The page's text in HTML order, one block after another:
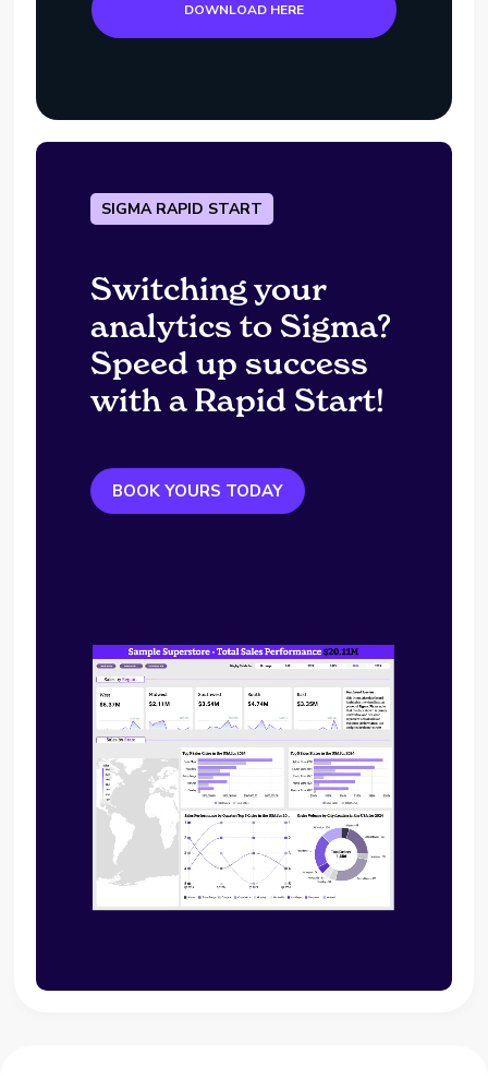
DOWNLOAD HERE
SIGMA RAPID START
Switching your
analytics to Sigma?
Speed up success
with a Rapid Start!
BOOK YOURS TODAY